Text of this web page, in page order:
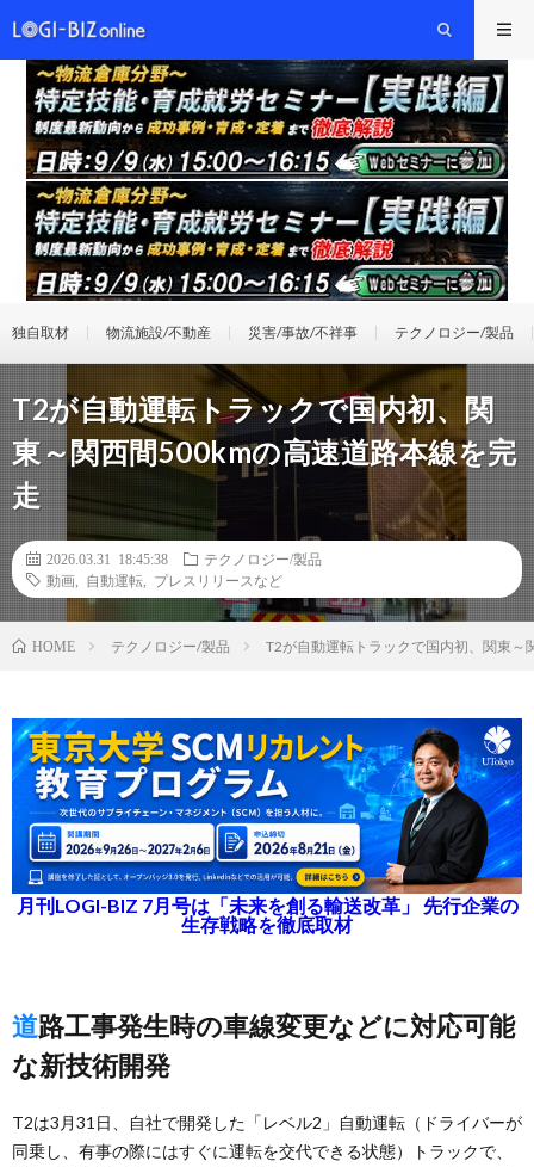
独自取材 物流施設/不動産 災害/事故/不祥事 テクノロジー/製品
T2が自動運転トラックで国内初、関
東～関西間500kmの高速道路本線を完
走
2026.03.31 18:45:38
テクノロジー/製品
動画
自動運転 プレスリリースなど
HOME テクノロジー/製品 T2が自動運転トラックで国内初、関東
月刊LOGI-BIZ 7月号は「未来を創る輸送改革」 先行企業の
生存戦略を徹底取材
道路工事発生時の車線変更などに対応可能
な新技術開発
T2は3月31日、自社で開発した「レベル2」自動運転（ドライバーが
同乗し、有事の際にはすぐに運転を交代できる状態）トラックで、